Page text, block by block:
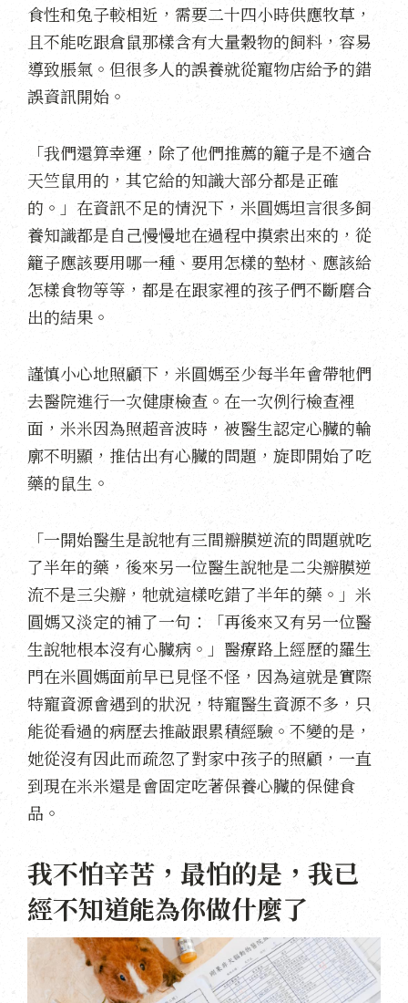
食性和兔子較相近，需要二十四小時供應牧草，
且不能吃跟倉鼠那樣含有大量穀物的飼料，容易
導致脹氣。但很多人的誤養就從寵物店給予的錯
誤資訊開始。
「我們還算幸運，除了他們推薦的籠子是不適合
天竺鼠用的，其它給的知識大部分都是正確
的。」在資訊不足的情況下，米圓媽坦言很多飼
養知識都是自己慢慢地在過程中摸索出來的，從
籠子應該要用哪一種、要用怎樣的墊材、應該給
怎樣食物等等，都是在跟家裡的孩子們不斷磨合
出的結果。
謹慎小心地照顧下，米圓媽至少每半年會帶牠們
去醫院進行一次健康檢查。在一次例行檢查裡
面，米米因為照超音波時，被醫生認定心臟的輪
廓不明顯，推估出有心臟的問題，旋即開始了吃
藥的鼠生。
「一開始醫生是說牠有三間瓣膜逆流的問題就吃
了半年的藥，後來另一位醫生說牠是二尖瓣膜逆
流不是三尖瓣，牠就這樣吃錯了半年的藥。」米
圓媽又淡定的補了一句：「再後來又有另一位醫
生說牠根本沒有心臟病。」醫療路上經歷的羅生
門在米圓媽面前早已見怪不怪，因為這就是實際
特寵資源會遇到的狀況，特寵醫生資源不多，只
能從看過的病歷去推敲跟累積經驗。不變的是，
她從沒有因此而疏忽了對家中孩子的照顧，一直
到現在米米還是會固定吃著保養心臟的保健食
品。
我不怕辛苦，最怕的是，我已
經不知道能為你做什麼了